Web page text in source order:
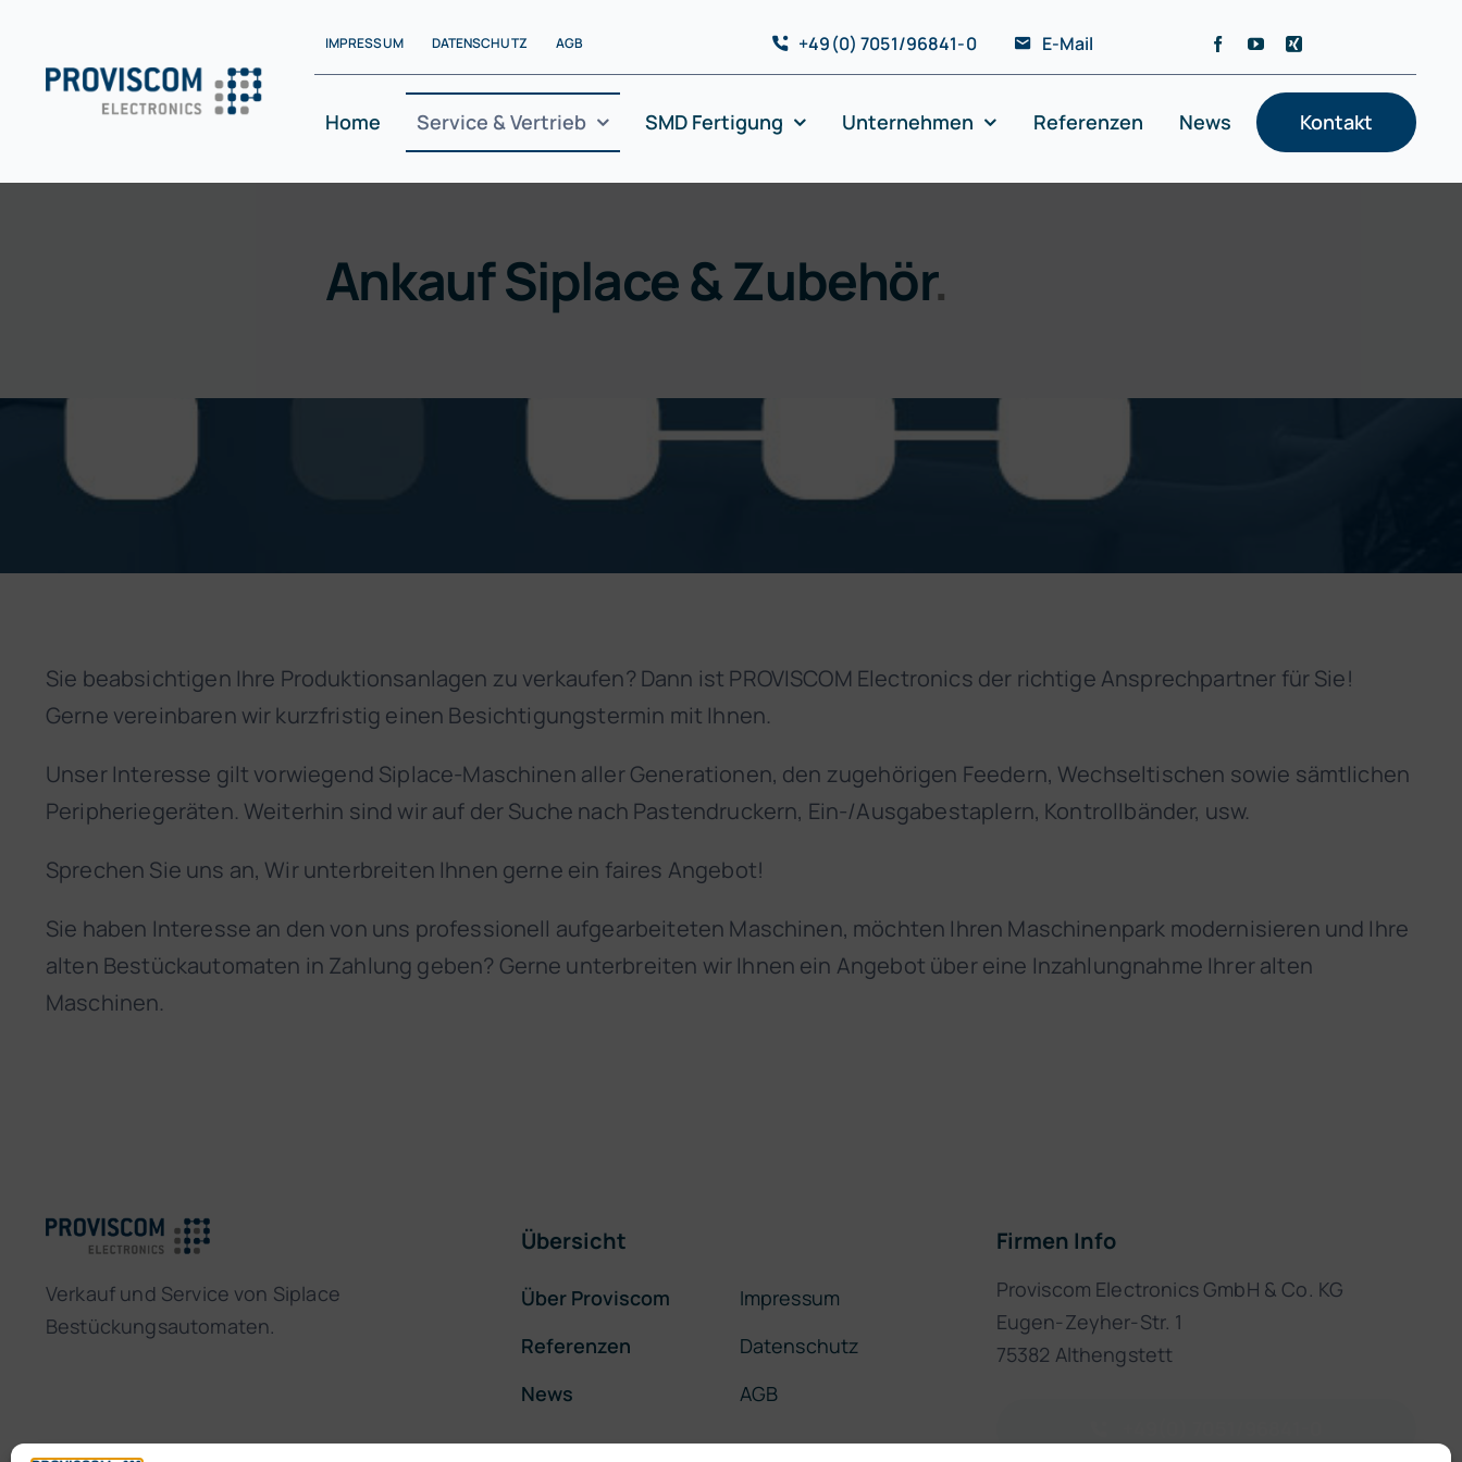
content
IMPRESSUM DATENSCHUTZ AGB +49(0) 7051/96841-0 E-Mail
Home Service & Vertrieb SMD Fertigung Unternehmen Referenzen News Kontakt
Ankauf Siplace & Zubehör.
Sie beabsichtigen Ihre Produktionsanlagen zu verkaufen? Dann ist PROVISCOM Electronics der richtige Ansprechpartner für Sie!
Gerne vereinbaren wir kurzfristig einen Besichtigungstermin mit Ihnen.
Unser Interesse gilt vorwiegend Siplace-Maschinen aller Generationen, den zugehörigen Feedern, Wechseltischen sowie sämtlichen
Peripheriegeräten. Weiterhin sind wir auf der Suche nach Pastendruckern, Ein-/Ausgabestaplern, Kontrollbänder, usw.
Sprechen Sie uns an, Wir unterbreiten Ihnen gerne ein faires Angebot!
Sie haben Interesse an den von uns professionell aufgearbeiteten Maschinen, möchten Ihren Maschinenpark modernisieren und Ihre
alten Bestückautomaten in Zahlung geben? Gerne unterbreiten wir Ihnen ein Angebot über eine Inzahlungnahme Ihrer alten
Maschinen.
Verkauf und Service von Siplace
Bestückungsautomaten.
Übersicht
Über Proviscom
Referenzen
News
Impressum
Datenschutz
AGB
Firmen Info
Proviscom Electronics GmbH & Co. KG
Eugen-Zeyher-Str. 1
75382 Althengstett